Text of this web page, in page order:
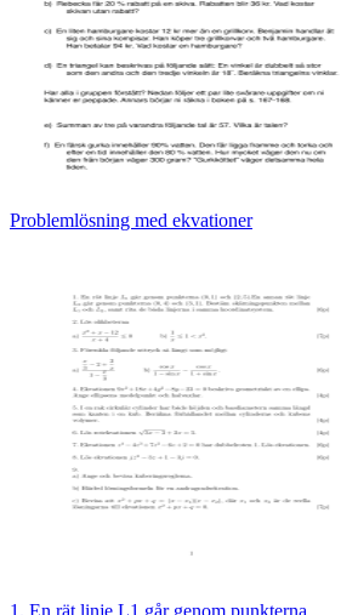
Problemlösning med ekvationer